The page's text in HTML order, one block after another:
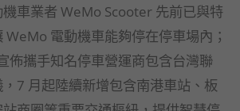
車業者 WeMo Scooter 先前已與特
電動機車能夠停在停車場內；
佈攜手知名停車營運商包含台灣聯
7 月起陸續新增包含南港車站、板